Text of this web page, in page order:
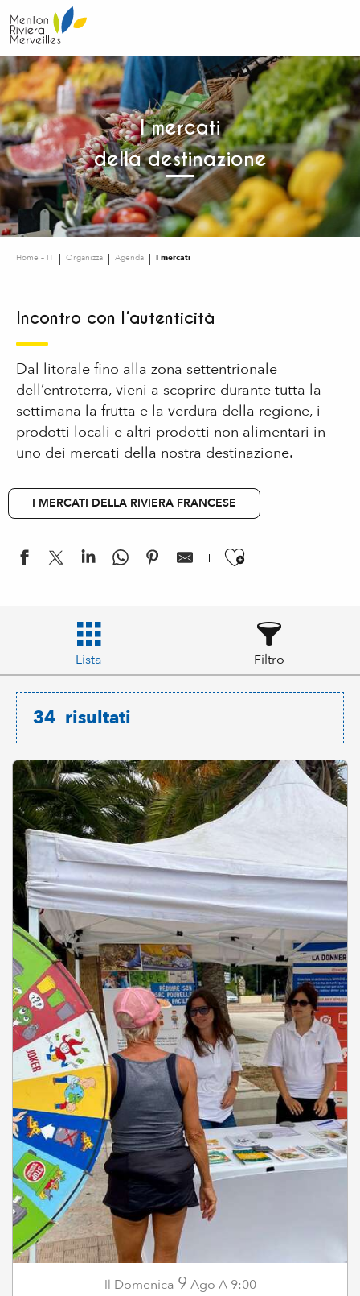
au
contenu
principal
I mercati
della destinazione
Home – IT Organizza Agenda I mercati
Incontro con l’autenticità
Dal litorale fino alla zona settentrionale
dell’entroterra, vieni a scoprire durante tutta la
settimana la frutta e la verdura della regione, i
prodotti locali e altri prodotti non alimentari in
uno dei mercati della nostra destinazione.
I MERCATI DELLA RIVIERA FRANCESE
Ajouter
Lista Filtro
34 risultati
Il Domenica 9 Ago A 9:00